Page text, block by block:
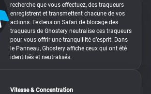
recherche que vous effectuez, des traqueurs
enregistrent et transmettent chacune de vos
actions. L’extension Safari de blocage des
traqueurs de Ghostery neutralise ces traqueurs
pour vous offrir une tranquillité d’esprit. Dans
le Panneau, Ghostery affiche ceux qui ont été
identifiés et neutralisés.
Vitesse & Concentration